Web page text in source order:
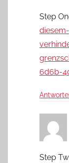
Step
6d6b-
Step